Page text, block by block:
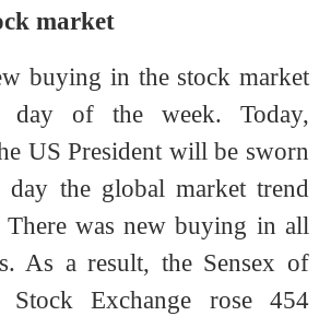
market
buying in the stock market
of the week. Today,
US President will be sworn
the global market trend
There was new buying in all
As a result, the Sensex of
Stock Exchange rose 454